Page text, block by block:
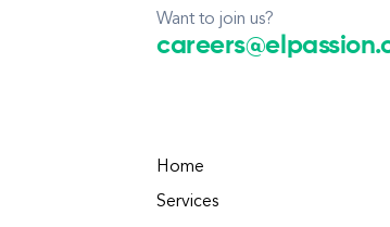
Want to join us?
Home
Services